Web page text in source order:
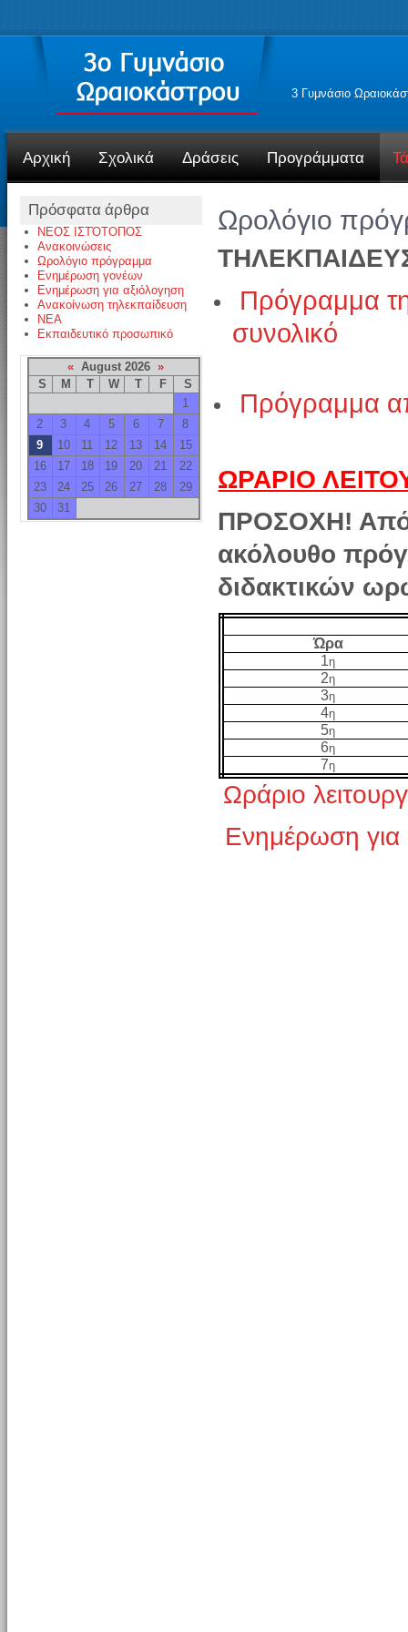
3 Γυμνάσιο
Αρχική Σχολικά Δράσεις Προγράμματα
Πρόσφατα άρθρα
ΝΕΟΣ ΙΣΤΌΤΟΠΟΣ
Ανακοινώσεις
Ωρολόγιο πρόγραμμα
Ενημέρωση γονέων
Ενημέρωση για αξιόλογηση
Ανακοίνωση τηλεκπαίδευση
NEA
Εκπαιδευτικό προσωπικό
« August 2026»
S
M T W T F
S
1
2
3 4 5 6 7
8
9
10 11 12 13 14
15
16
17 18 19 20 21
22
23
24 25 26 27 28
29
30
31
Ωρολόγιο
Πρόγραμμα
συνολικό
Πρόγραμμα
ΩΡΑΡΙΟ
ΠΡΟΣΟΧΗ! Από
ακόλουθο
διδακτικών
Ώρα
1η
2η
3η
4η
5η
6η
7η
Ωράριο
Ενημέρωση για